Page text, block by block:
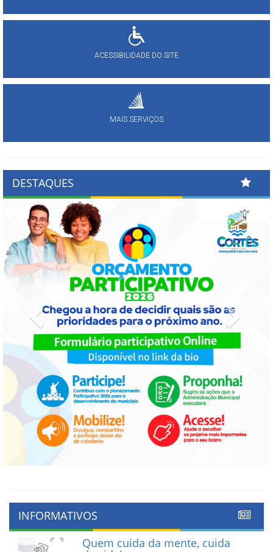
ACESSIBILIDADE DO SITE
MAIS SERVIÇOS
DESTAQUES
Previous
INFORMATIVOS
Quem cuida da mente, cuida